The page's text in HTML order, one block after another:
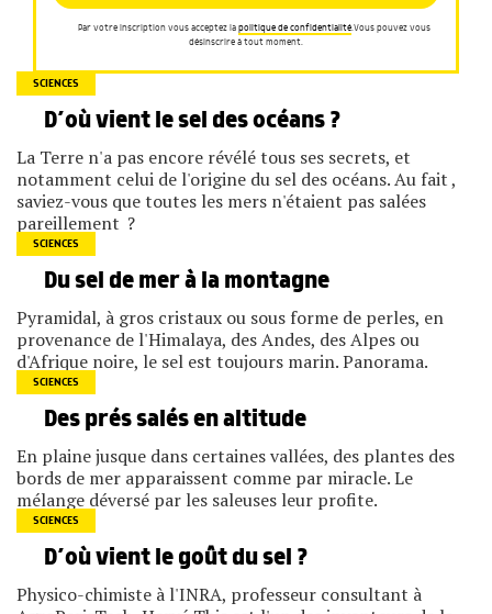
Par votre inscription vous acceptez la politique de confidentialité.Vous pouvez vous
désinscrire à tout moment.
SCIENCES
D’où vient le sel des océans ?
La Terre n'a pas encore révélé tous ses secrets, et
notamment celui de l'origine du sel des océans. Au fait ,
saviez-vous que toutes les mers n'étaient pas salées
pareillement ?
SCIENCES
Du sel de mer à la montagne
Pyramidal, à gros cristaux ou sous forme de perles, en
provenance de l'Himalaya, des Andes, des Alpes ou
d'Afrique noire, le sel est toujours marin. Panorama.
SCIENCES
Des prés salés en altitude
En plaine jusque dans certaines vallées, des plantes des
bords de mer apparaissent comme par miracle. Le
mélange déversé par les saleuses leur profite.
SCIENCES
D’où vient le goût du sel ?
Physico-chimiste à l'INRA, professeur consultant à